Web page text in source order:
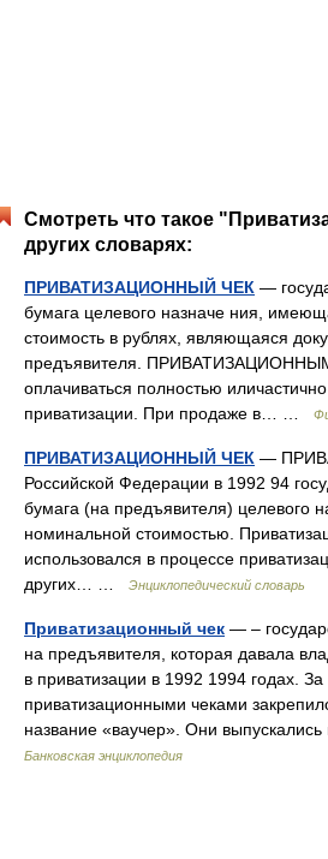
Смотреть что такое
других словарях:
ПРИВАТИЗАЦИОННЫЙ ЧЕК —
бумага целевого назначе ния,
стоимость в рублях, являющаяся
предъявителя.
оплачиваться полностью
приватизации. При продаже в… …
ПРИВАТИЗАЦИОННЫЙ ЧЕК —
Российской Федерации в 1992 94
бумага (на предъявителя) целевого
номинальной стоимостью.
использовался в процессе
других… …
Энциклопедический словарь
Приватизационный чек — –
на предъявителя, которая давала
в приватизации в 1992 1994 годах.
приватизационными чеками
название «ваучер». Они
Банковская энциклопедия